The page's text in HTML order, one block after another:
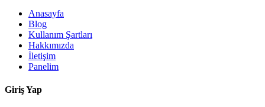
Anasayfa
Blog
Kullanım Şartları
Hakkımızda
İletişim
Panelim
Giriş Yap